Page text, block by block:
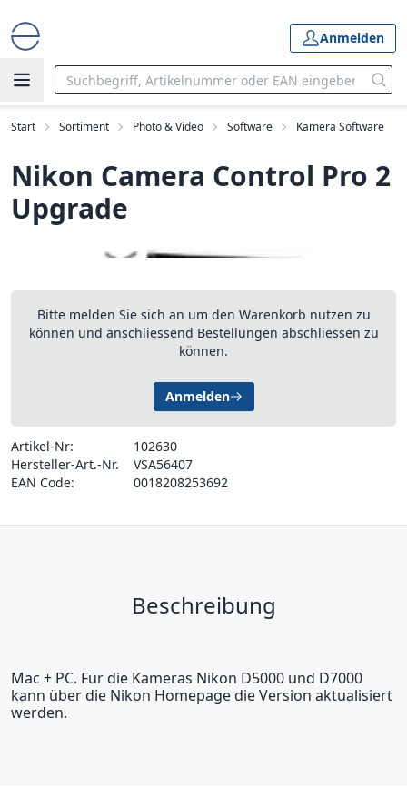
Anmelden
Start Sortiment Photo & Video Software Kamera Software
Nikon Camera Control Pro 2
Upgrade
Bitte melden Sie sich an um den Warenkorb nutzen zu
können und anschliessend Bestellungen abschliessen zu
können.
Anmelden
Artikel-Nr:
102630
Hersteller-Art.-Nr.
VSA56407
EAN Code:
0018208253692
Beschreibung
Mac + PC. Für die Kameras Nikon D5000 und D7000
kann über die Nikon Homepage die Version aktualisiert
werden.